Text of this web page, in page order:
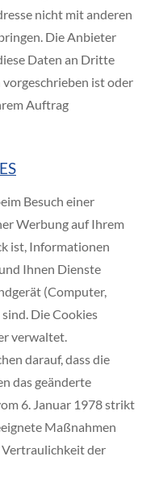
nicht mit anderen
Die Anbieter
Daten an Dritte
ist oder
Auftrag
Besuch einer
Werbung auf Ihrem
ist, Informationen
Ihnen Dienste
(Computer,
Die Cookies
verwaltet.
darauf, dass die
das geänderte
6. Januar 1978 strikt
Maßnahmen
Vertraulichkeit der